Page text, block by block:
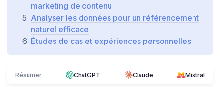
marketing de contenu
Analyser les données pour un référencement
naturel efficace
Études de cas et expériences personnelles
Résumer ChatGPT Claude Mistral